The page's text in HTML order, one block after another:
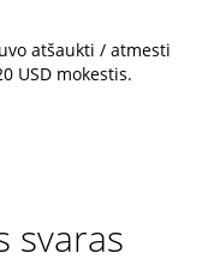
atšaukti / atmesti
USD mokestis.
svaras